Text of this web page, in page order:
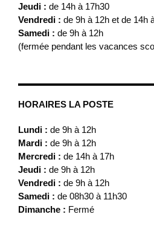
Jeudi : de 14h à 17h30
Vendredi : de 9h à 12h et de 14h
Samedi : de 9h à 12h
(fermée pendant les vacances
HORAIRES LA POSTE
Lundi : de 9h à 12h
Mardi : de 9h à 12h
Mercredi : de 14h à 17h
Jeudi : de 9h à 12h
Vendredi : de 9h à 12h
Samedi : de 08h30 à 11h30
Dimanche : Fermé